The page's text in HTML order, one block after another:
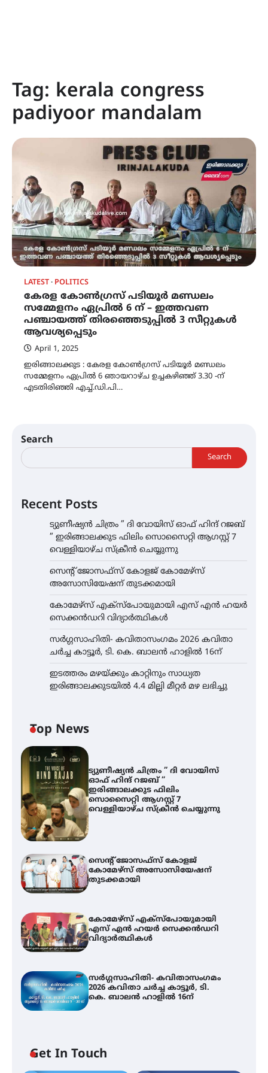
Tag: kerala congress
padiyoor mandalam
LATEST POLITICS
കേരള കോൺഗ്രസ് പടിയൂർ മണ്ഡലം
സമ്മേളനം ഏപ്രിൽ 6 ന് – ഇത്തവണ
പഞ്ചായത്ത് തിരഞ്ഞെടുപ്പിൽ 3 സീറ്റുകൾ
ആവശ്യപ്പെടും
April 1, 2025
ഇരിങ്ങാലക്കുട : കേരള കോൺഗ്രസ് പടിയൂർ മണ്ഡലം
സമ്മേളനം ഏപ്രിൽ 6 ഞായറാഴ്‌ച ഉച്ചകഴിഞ്ഞ് 3.30 -ന്
എടതിരിഞ്ഞി എച്ച്.ഡി.പി…
Search
Search
Recent Posts
ട്യുണീഷ്യൻ ചിത്രം ” ദി വോയിസ് ഓഫ് ഹിന്ദ് റജബ്
” ഇരിങ്ങാലക്കുട ഫിലിം സൊസൈറ്റി ആഗസ്റ്റ് 7
വെള്ളിയാഴ്ച സ്‌ക്രീൻ ചെയ്യുന്നു
സെന്റ് ജോസഫ്സ് കോളജ് കോമേഴ്‌സ്
അസോസിയേഷന് തുടക്കമായി
കോമേഴ്സ് എക്സ്പോയുമായി എസ് എൻ ഹയർ
സെക്കൻഡറി വിദ്യാർത്ഥികൾ
സർഗ്ഗസാഹിതി- കവിതാസംഗമം 2026 കവിതാ
ചർച്ച കാട്ടൂർ, ടി. കെ. ബാലൻ ഹാളിൽ 16ന്
ഇടത്തരം മഴയ്ക്കും കാറ്റിനും സാധ്യത
ഇരിങ്ങാലക്കുടയിൽ 4.4 മില്ലി മീറ്റർ മഴ ലഭിച്ചു
Top News
ട്യുണീഷ്യൻ ചിത്രം ” ദി വോയിസ്
ഓഫ് ഹിന്ദ് റജബ് ”
ഇരിങ്ങാലക്കുട ഫിലിം
സൊസൈറ്റി ആഗസ്റ്റ് 7
വെള്ളിയാഴ്ച സ്‌ക്രീൻ ചെയ്യുന്നു
സെന്റ് ജോസഫ്സ് കോളജ്
കോമേഴ്‌സ് അസോസിയേഷന്
തുടക്കമായി
കോമേഴ്സ് എക്സ്പോയുമായി
എസ് എൻ ഹയർ സെക്കൻഡറി
വിദ്യാർത്ഥികൾ
സർഗ്ഗസാഹിതി- കവിതാസംഗമം
2026 കവിതാ ചർച്ച കാട്ടൂർ, ടി.
കെ. ബാലൻ ഹാളിൽ 16ന്
Get In Touch